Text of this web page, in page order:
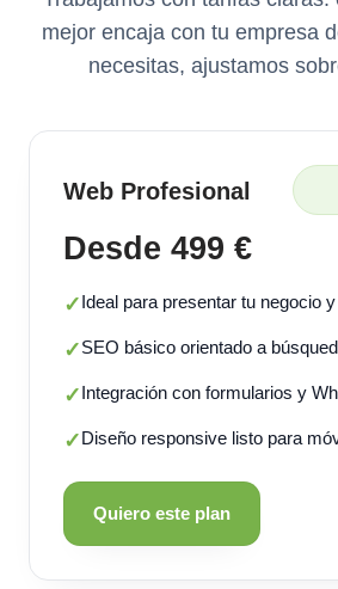
mejor encaja con tu empresa
necesitas, ajustamos
Web Profesional
Desde 499 €
✓Ideal para presentar tu negocio
✓SEO básico orientado a
✓Integración con formularios y
✓Diseño responsive listo para
Quiero este plan